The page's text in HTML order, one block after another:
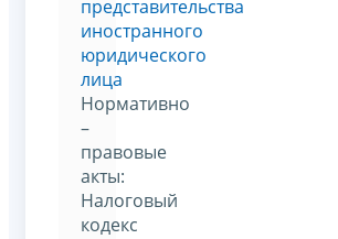
представительства
иностранного
юридического
лица
Нормативно
–
правовые
акты:
Налоговый
кодекс